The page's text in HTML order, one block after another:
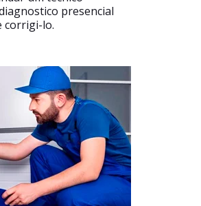
presencial
corrigi-lo.